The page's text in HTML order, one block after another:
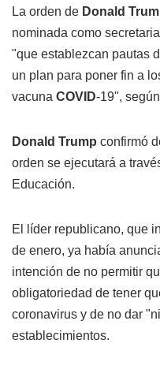
La orden de Donald
nominada como
"que establezcan pautas
un plan para poner fin a
vacuna COVID-19",
Donald Trump confirmó
orden se ejecutará a
Educación.
El líder republicano, que
de enero, ya había
intención de no permitir
obligatoriedad de tener
coronavirus y de no dar
establecimientos.